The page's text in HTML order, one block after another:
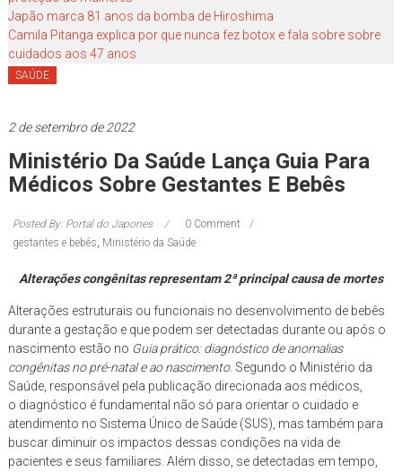
Japão marca 81 anos da bomba de Hiroshima
Camila Pitanga explica por que nunca fez botox e fala sobre sobre
cuidados aos 47 anos
SAÚDE
2 de setembro de 2022
Ministério Da Saúde Lança Guia Para
Médicos Sobre Gestantes E Bebês
Posted By: Portal do Japones
0 Comment
gestantes e bebês, Ministério da Saúde
Alterações congênitas representam 2ª principal causa de mortes
Alterações estruturais ou funcionais no desenvolvimento de bebês
durante a gestação e que podem ser detectadas durante ou após o
nascimento estão no Guia prático: diagnóstico de anomalias
congênitas no pré-natal e ao nascimento. Segundo o Ministério da
Saúde, responsável pela publicação direcionada aos médicos,
o diagnóstico é fundamental não só para orientar o cuidado e
atendimento no Sistema Único de Saúde (SUS), mas também para
buscar diminuir os impactos dessas condições na vida de
pacientes e seus familiares. Além disso, se detectadas em tempo,